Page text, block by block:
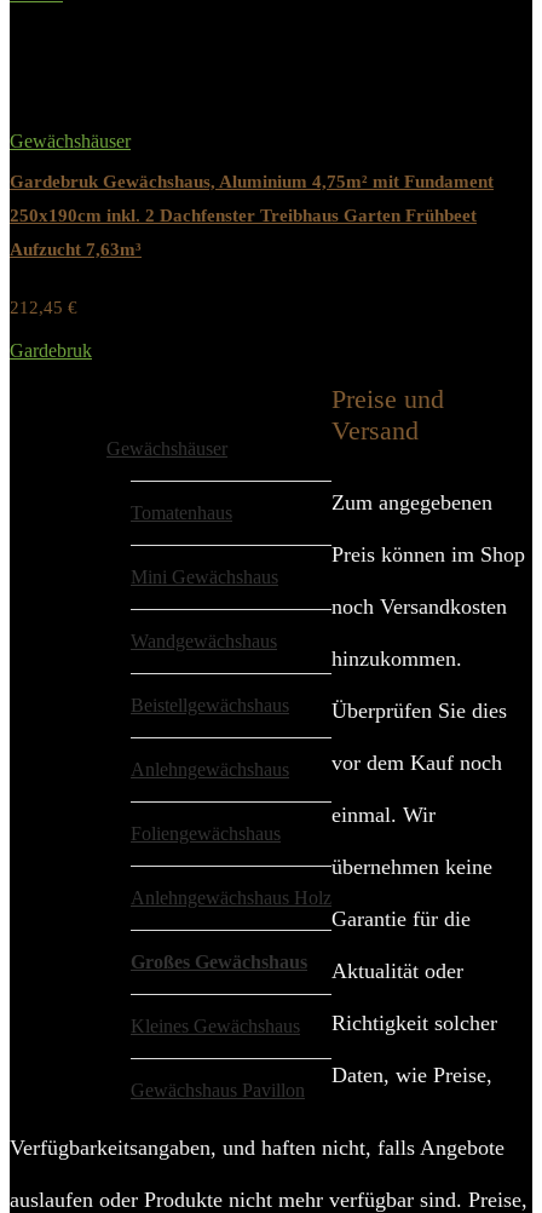
Gewächshäuser
Gardebruk Gewächshaus, Aluminium 4,75m² mit Fundament
250x190cm inkl. 2 Dachfenster Treibhaus Garten Frühbeet
Aufzucht 7,63m³
212,45 €
Gardebruk
Gewächshäuser
Tomatenhaus
Mini Gewächshaus
Wandgewächshaus
Beistellgewächshaus
Anlehngewächshaus
Foliengewächshaus
Anlehngewächshaus Holz
Großes Gewächshaus
Kleines Gewächshaus
Gewächshaus Pavillon
Preise und
Versand
Zum angegebenen
Preis können im Shop
noch Versandkosten
hinzukommen.
Überprüfen Sie dies
vor dem Kauf noch
einmal. Wir
übernehmen keine
Garantie für die
Aktualität oder
Richtigkeit solcher
Daten, wie Preise,
Verfügbarkeitsangaben, und haften nicht, falls Angebote
auslaufen oder Produkte nicht mehr verfügbar sind. Preise,